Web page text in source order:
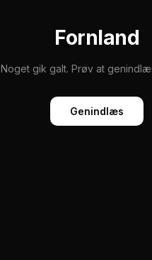
Fornland
Noget gik galt. Prøv at
Genindlæs